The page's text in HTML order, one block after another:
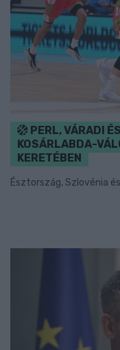
PERL, VÁRADI
KOSÁRLABDA-
KERETÉBEN
Észtország, Szlovénia